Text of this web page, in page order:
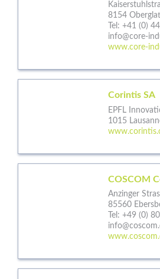
8154
Tel: +41 (0)
info@core-
www.core-
Corintis SA
EPFL
1015
COSCOM
Anzinger
85560
Tel: +49 (0)